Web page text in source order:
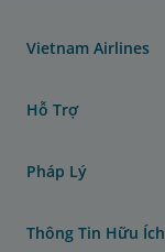
Vietnam Airlines
Hỗ Trợ
Pháp Lý
Thông Tin Hữu Ích